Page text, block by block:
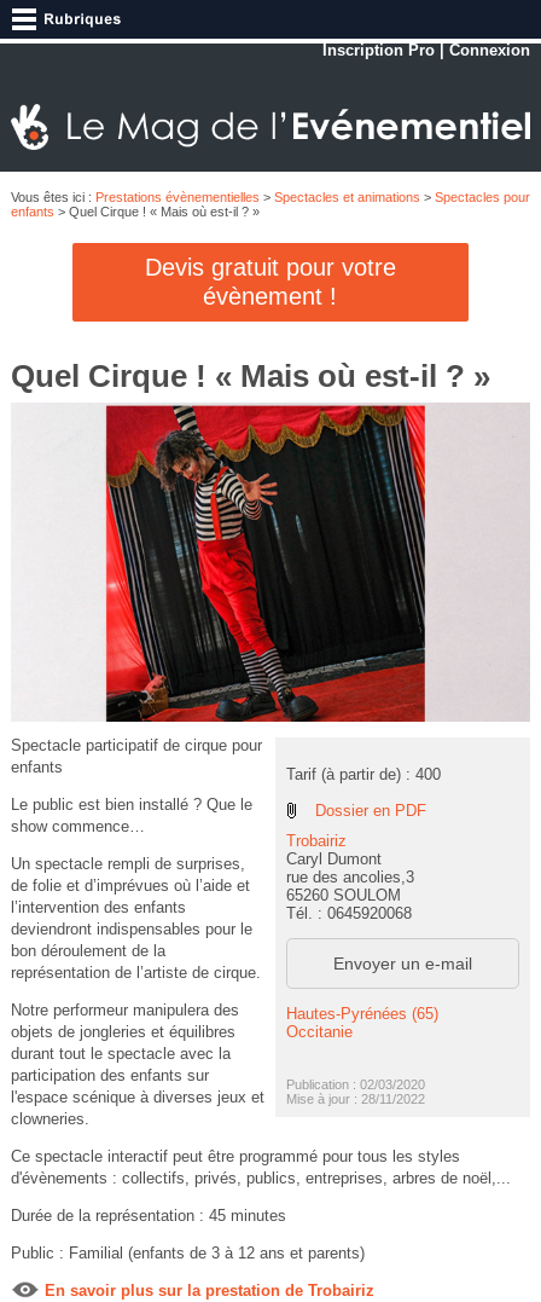
Inscription Pro |Connexion
Vous êtes ici : Prestations évènementielles > Spectacles et animations > Spectacles pour
enfants > Quel Cirque ! « Mais où est-il ? »
Devis gratuit pour votre
évènement !
Quel Cirque ! « Mais où est-il ? »
Tarif (à partir de) : 400
Dossier en PDF
Trobairiz
Caryl Dumont
rue des ancolies,3
65260 SOULOM
Tél. : 0645920068
Envoyer un e-mail
Hautes-Pyrénées (65)
Occitanie
Publication : 02/03/2020
Mise à jour : 28/11/2022
Spectacle participatif de cirque pour
enfants
Le public est bien installé ? Que le
show commence…
Un spectacle rempli de surprises,
de folie et d’imprévues où l’aide et
l’intervention des enfants
deviendront indispensables pour le
bon déroulement de la
représentation de l’artiste de cirque.
Notre performeur manipulera des
objets de jongleries et équilibres
durant tout le spectacle avec la
participation des enfants sur
l'espace scénique à diverses jeux et
clowneries.
Ce spectacle interactif peut être programmé pour tous les styles
d'évènements : collectifs, privés, publics, entreprises, arbres de noël,...
Durée de la représentation : 45 minutes
Public : Familial (enfants de 3 à 12 ans et parents)
En savoir plus sur la prestation de Trobairiz